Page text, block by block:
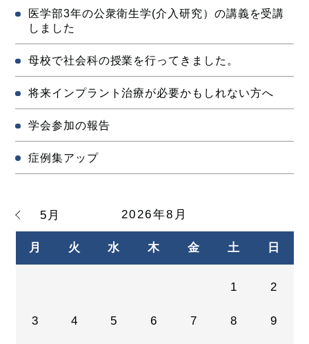
医学部3年の公衆衛生学(介入研究）の講義を受講
しました
母校で社会科の授業を行ってきました。
将来インプラント治療が必要かもしれない方へ
学会参加の報告
症例集アップ
2026年8月
月 火 水 木 金 土 日
5月
1 2
3 4 5 6 7 8 9